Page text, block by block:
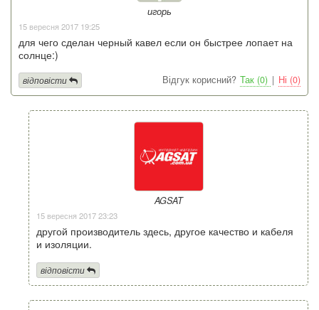
игорь
15 вересня 2017 19:25
для чего сделан черный кавел если он быстрее лопает на
солнце:)
Відгук корисний? Так (0) | Ні (0)
відповісти
AGSAT
15 вересня 2017 23:23
другой производитель здесь, другое качество и кабеля
и изоляции.
відповісти